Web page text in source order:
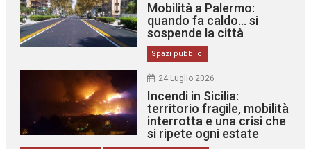
Mobilità a Palermo:
quando fa caldo… si
sospende la città
Spazi pubblici
24 Luglio 2026
Incendi in Sicilia:
territorio fragile, mobilità
interrotta e una crisi che
si ripete ogni estate